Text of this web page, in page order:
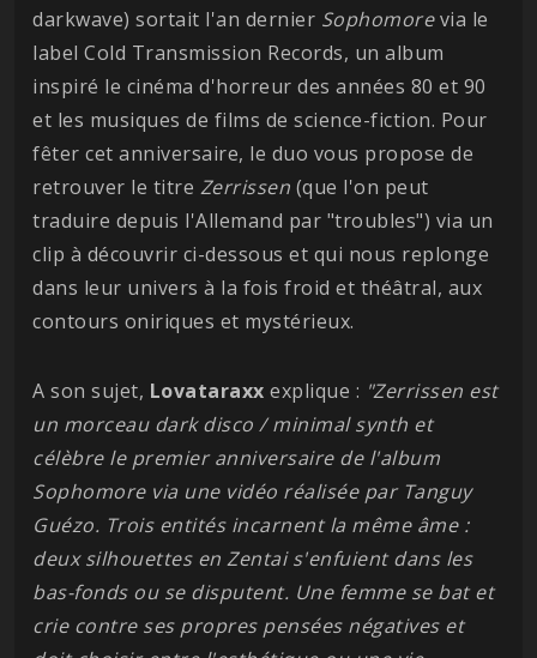
darkwave) sortait l'an dernier Sophomorevia le
label Cold Transmission Records, un album
inspiré le cinéma d'horreur des années 80 et 90
et les musiques de films de science-fiction. Pour
fêter cet anniversaire, le duo vous propose de
retrouver le titre Zerrissen (que l'on peut
traduire depuis l'Allemand par "troubles") via un
clip à découvrir ci-dessous et qui nous replonge
dans leur univers à la fois froid et théâtral, aux
contours oniriques et mystérieux.
A son sujet, Lovataraxx explique : "Zerrissen est
un morceau dark disco / minimal synth et
célèbre le premier anniversaire de l'album
Sophomore via une vidéo réalisée par Tanguy
Guézo. Trois entités incarnent la même âme :
deux silhouettes en Zentai s'enfuient dans les
bas-fonds ou se disputent. Une femme se bat et
crie contre ses propres pensées négatives et